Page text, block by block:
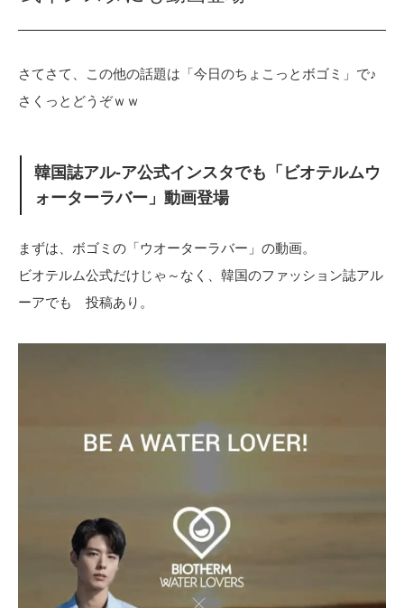
さてさて、この他の話題は「今日のちょこっとボゴミ」で♪
さくっとどうぞｗｗ
韓国誌アル-ア公式インスタでも「ビオテルムウ
ォーターラバー」動画登場
まずは、ボゴミの「ウオーターラバー」の動画。
ビオテルム公式だけじゃ～なく、韓国のファッション誌アル
ーアでも 投稿あり。